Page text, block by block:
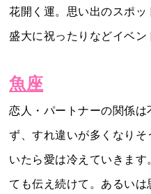
花開く運。思い出のスポ
盛大に祝ったりなどイベン
魚座
恋人・パートナーの関係
ず、すれ違いが多くなり
いたら愛は冷えていきま
ても伝え続けて。あるい